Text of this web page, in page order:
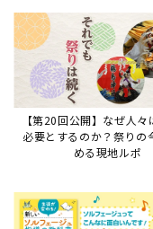
指導の教科書』
ード活用術